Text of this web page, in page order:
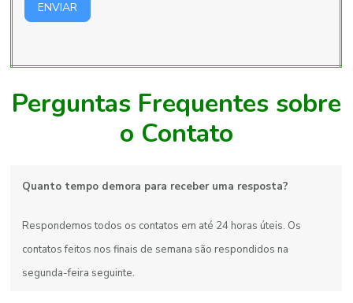
ENVIAR
Perguntas Frequentes sobre
o Contato
Quanto tempo demora para receber uma resposta?
Respondemos todos os contatos em até 24 horas úteis. Os
contatos feitos nos finais de semana são respondidos na
segunda-feira seguinte.